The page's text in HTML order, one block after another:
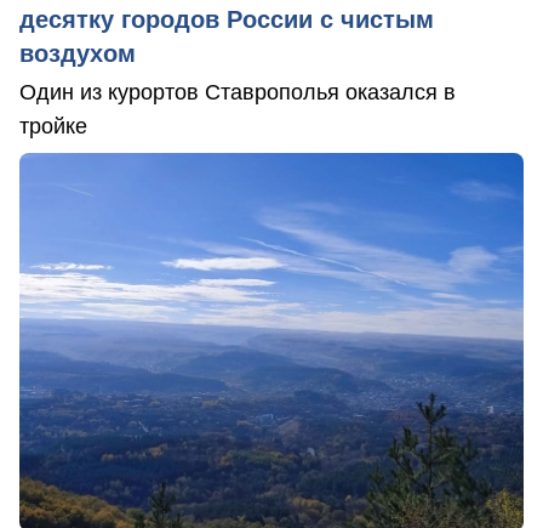
десятку городов России с чистым
воздухом
Один из курортов Ставрополья оказался в
тройке